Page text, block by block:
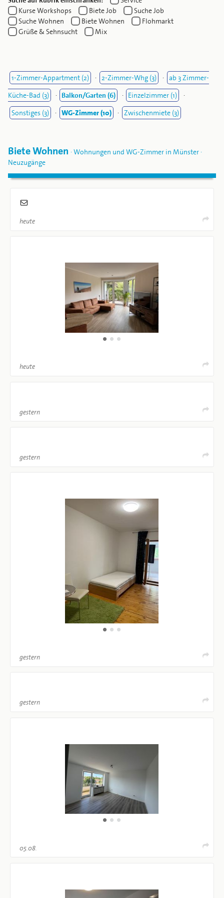
Kurse Workshops
Biete Job
Suche Job
Suche Wohnen
Biete Wohnen
Flohmarkt
Grüße & Sehnsucht
Mix
1-Zimmer-Appartment (2) · 2-Zimmer-Whg (3) · ab 3 Zimmer-
Küche-Bad (3)
· Balkon/Garten (6) · Einzelzimmer (1)
·
Sonstiges (3)
· WG-Zimmer (10) · Zwischenmiete (3)
Biete Wohnen· Wohnungen und WG-Zimmer in Münster ·
Neuzugänge
heute
heute
gestern
gestern
gestern
gestern
05.08.